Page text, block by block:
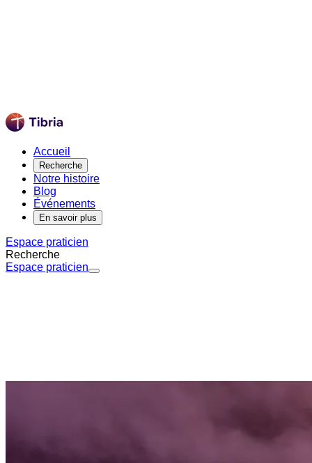
Accueil
Recherche
Notre histoire
Blog
Événements
En savoir plus
Espace praticien
Recherche
Espace praticien